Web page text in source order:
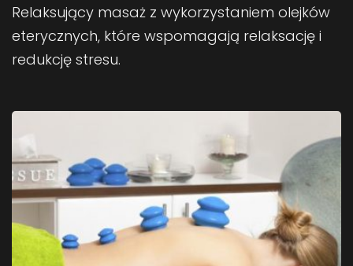
Relaksujący masaż z wykorzystaniem olejków
eterycznych, które wspomagają relaksację i
redukcję stresu.